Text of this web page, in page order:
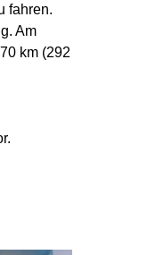
fahren.
Am
km (292